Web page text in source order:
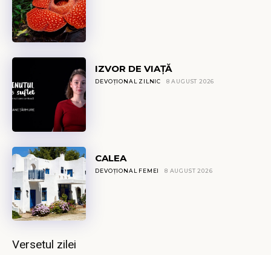
IZVOR DE VIAȚĂ
DEVOȚIONAL ZILNIC 8 AUGUST 2026
CALEA
DEVOȚIONAL FEMEI 8 AUGUST 2026
Versetul zilei